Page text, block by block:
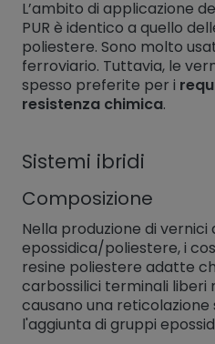
L’ambito di applicazione
PUR è identico a quello
poliestere. Sono molto
ferroviario. Tuttavia, le
spesso preferite per i
resistenza chimica.
Sistemi ibridi
Composizione
Nella produzione di
epossidica/poliestere, i
resine poliestere adatte
carbossilici terminali liberi
causano una
l'aggiunta di gruppi